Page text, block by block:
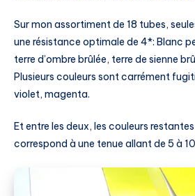
Sur mon assortiment de 18 tubes,
une résistance optimale de 4*: Blanc
terre d’ombre brûlée, terre de sienne
Plusieurs couleurs sont carrément
violet, magenta.
Et entre les deux, les couleurs
correspond à une tenue allant de 5 à